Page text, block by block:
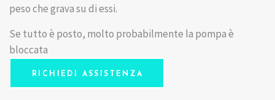
peso che grava su di essi.
Se tutto è posto, molto probabilmente la pompa è
bloccata
RICHIEDI ASSISTENZA